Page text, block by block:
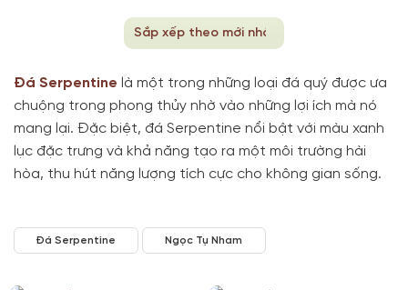
Đá Serpentine là một trong những loại đá quý được ưa
chuộng trong phong thủy nhờ vào những lợi ích mà nó
mang lại. Đặc biệt, đá Serpentine nổi bật với màu xanh
lục đặc trưng và khả năng tạo ra một môi trường hài
hòa, thu hút năng lượng tích cực cho không gian sống.
Đá Serpentine Ngọc Tụ Nham